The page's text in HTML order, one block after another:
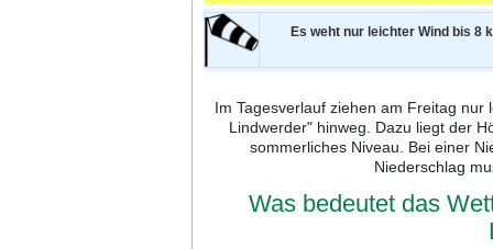
Es weht nur leichter Wind bis 8
Im Tagesverlauf ziehen am Freitag
Lindwerder" hinweg. Dazu liegt der
sommerliches Niveau. Bei einer
Niederschlag
Was bedeutet das